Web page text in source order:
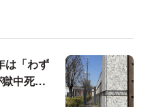
は「わず
獄中死…